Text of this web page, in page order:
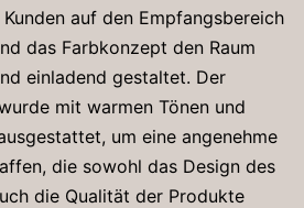
auf den Empfangsbereich
das Farbkonzept den Raum
einladend gestaltet. Der
mit warmen Tönen und
um eine angenehme
die sowohl das Design des
die Qualität der Produkte